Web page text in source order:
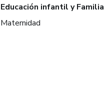
Educación infantil y Familia
Maternidad